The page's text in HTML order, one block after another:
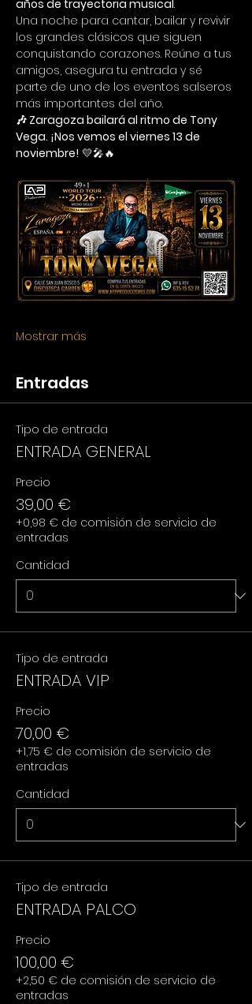
años de trayectoria musical.
Una noche para cantar, bailar y revivir
los grandes clásicos que siguen
conquistando corazones. Reúne a tus
amigos, asegura tu entrada y sé
parte de uno de los eventos salseros
más importantes del año.
🎶 Zaragoza bailará al ritmo de Tony
Vega. ¡Nos vemos el viernes 13 de
noviembre! 💛🎤🔥
Mostrar más
Entradas
Tipo de entrada
ENTRADA GENERAL
Precio
39,00 €
+0,98 € de comisión de servicio de
entradas
Cantidad
Tipo de entrada
ENTRADA VIP
Precio
70,00 €
+1,75 € de comisión de servicio de
entradas
Cantidad
Tipo de entrada
ENTRADA PALCO
Precio
100,00 €
+2,50 € de comisión de servicio de
entradas